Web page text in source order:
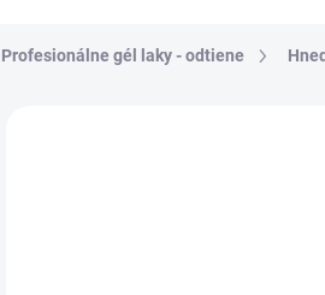
Profesionálne gél laky - odtiene